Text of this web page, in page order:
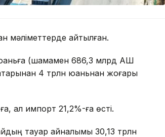
мәліметтерде айтылған.
(шамамен 686,3 млрд АҚШ
4 трлн юаньнан жоғары
ал импорт 21,2%-ға өсті.
тауар айналымы 30,13 трлн